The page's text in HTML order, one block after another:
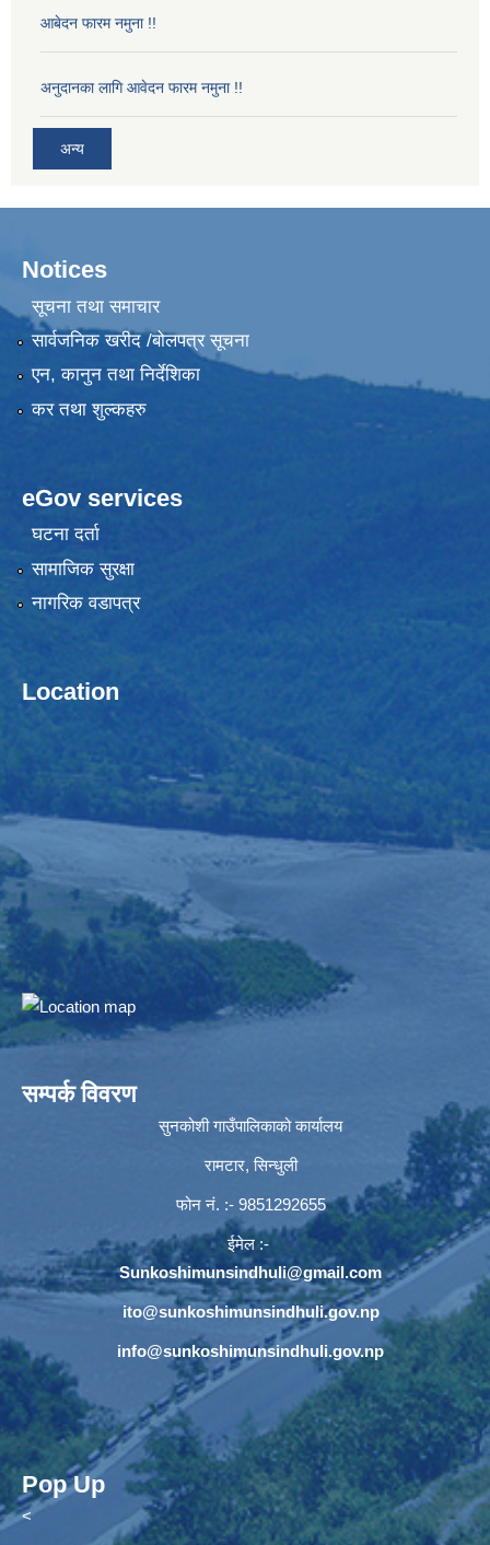
आबेदन फारम नमुना !!
अनुदानका लागि आवेदन फारम नमुना !!
अन्य
Notices
सूचना तथा समाचार
सार्वजनिक खरीद /बोलपत्र सूचना
एन, कानुन तथा निर्देशिका
कर तथा शुल्कहरु
eGov services
घटना दर्ता
सामाजिक सुरक्षा
नागरिक वडापत्र
Location
सम्पर्क विवरण
सुनकोशी गाउँपालिकाको कार्यालय
रामटार, सिन्धुली
फोन नं‍. :- 9851292655
ईमेल :-
Sunkoshimunsindhuli@gmail.com
ito@sunkoshimunsindhuli.gov.np
info@sunkoshimunsindhuli.gov.np
Pop Up
<